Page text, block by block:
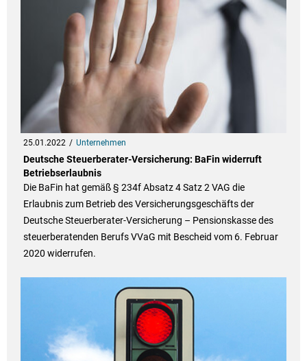
25.01.2022 Unternehmen
Deutsche Steuerberater-Versicherung: BaFin widerruft
Betriebserlaubnis
Die BaFin hat gemäß § 234f Absatz 4 Satz 2 VAG die
Erlaubnis zum Betrieb des Versicherungsgeschäfts der
Deutsche Steuerberater-Versicherung – Pensionskasse des
steuerberatenden Berufs VVaG mit Bescheid vom 6. Februar
2020 widerrufen.